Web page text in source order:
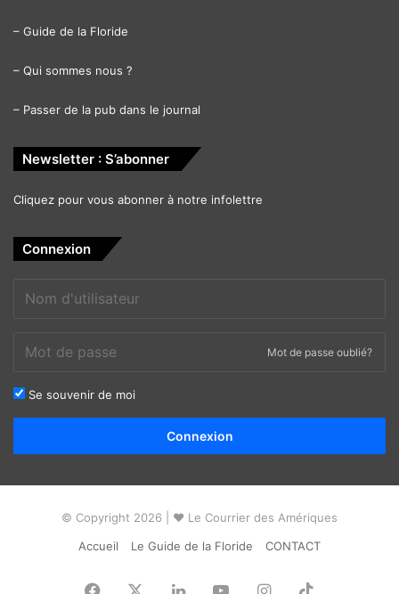
– Guide de la Floride
– Qui sommes nous ?
– Passer de la pub dans le journal
Newsletter : S’abonner
Cliquez pour vous abonner à notre infolettre
Connexion
Mot de passe oublié?
Se souvenir de moi
Connexion
© Copyright 2026 | ❤ Le Courrier des Amériques
Accueil
Le Guide de la Floride CONTACT
Facebook LinkedinYouTubeInstagram